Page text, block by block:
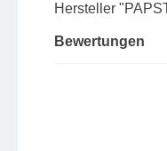
Hersteller
Bewertungen